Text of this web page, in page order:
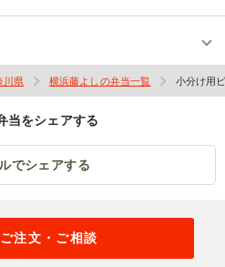
川県 横浜藤よしの弁当一覧 小分け用
当をシェアする
でシェアする
注文・ご相談